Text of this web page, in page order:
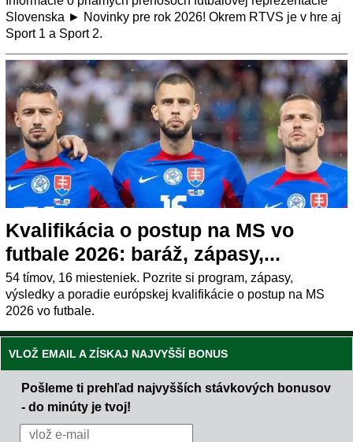
Slovenska ► Novinky pre rok 2026! Okrem RTVS je v hre aj
Sport 1 a Sport 2.
Kvalifikácia o postup na MS vo
futbale 2026: baráž, zápasy,...
54 tímov, 16 miesteniek. Pozrite si program, zápasy,
výsledky a poradie európskej kvalifikácie o postup na MS
2026 vo futbale.
VLOŽ EMAIL A ZÍSKAJ NAJVYŠŠÍ BONUS
Pošleme ti prehľad najvyšších stávkových bonusov
- do minúty je tvoj!